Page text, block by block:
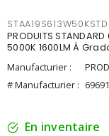
STAA19S613W50KSTD
PRODUITS
5000K 1600LM À
Manufacturier :
# Manufacturier : 69691
En inventaire